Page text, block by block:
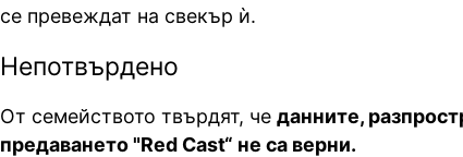
се превеждат на свекър ѝ.
Непотвърдено
От семейството твърдят, че данните,
предаването "Red Cast“ не са верни.